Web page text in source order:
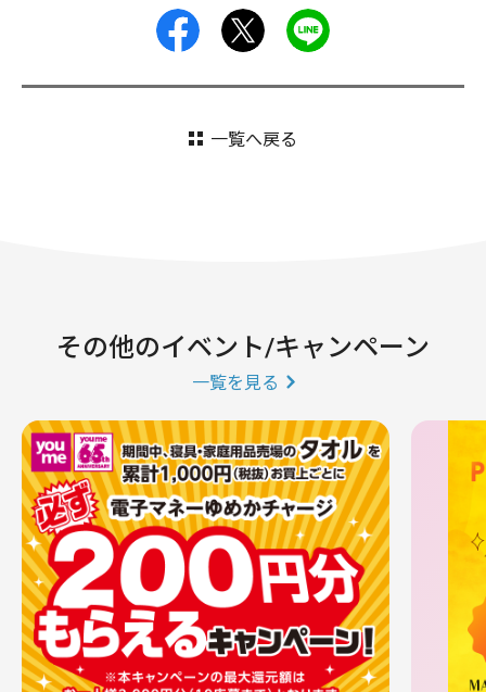
facebook
一覧へ戻る
その他のイベント/キャンペーン
一覧を見る